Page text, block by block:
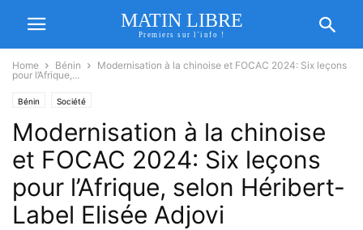
MATIN LIBRE
Premiers sur l'info !
Home Bénin
Modernisation à la chinoise et FOCAC 2024: Six leçons
pour l’Afrique,...
Bénin Société
Modernisation à la chinoise
et FOCAC 2024: Six leçons
pour l’Afrique, selon Héribert-
Label Elisée Adjovi